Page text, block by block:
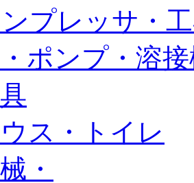
プレッサ・
ポンプ・溶
ス・トイレ
・